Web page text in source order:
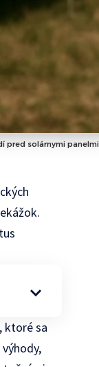
pred solárnymi panelmi.
ktoré sa